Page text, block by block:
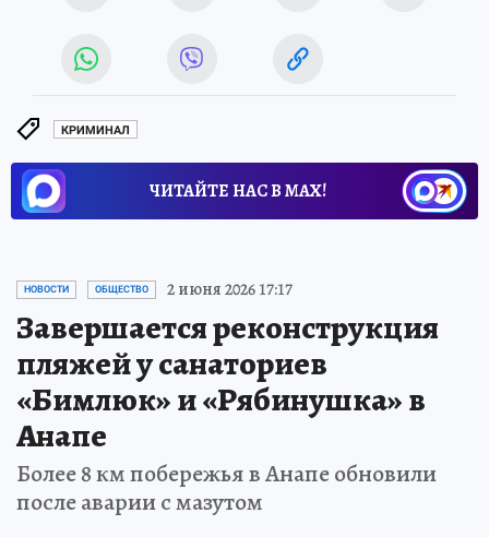
КРИМИНАЛ
ЧИТАЙТЕ НАС В МАХ!
НОВОСТИ ОБЩЕСТВО 2 июня 2026 17:17
Завершается реконструкция
пляжей у санаториев
«Бимлюк» и «Рябинушка» в
Анапе
Более 8 км побережья в Анапе обновили
после аварии с мазутом